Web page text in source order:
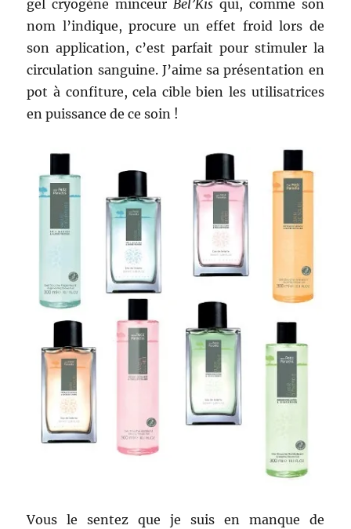
gel cryogène minceur Bel’Kis qui, comme son
nom l’indique, procure un effet froid lors de
son application, c’est parfait pour stimuler la
circulation sanguine. J’aime sa présentation en
pot à confiture, cela cible bien les utilisatrices
en puissance de ce soin !
Vous le sentez que je suis en manque de